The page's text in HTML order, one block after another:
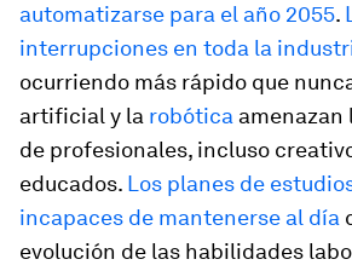
automatizarse para el año 2055.
interrupciones en toda la
ocurriendo más rápido que
artificial y la robótica amenazan
de profesionales, incluso
educados. Los planes de
incapaces de mantenerse al día
evolución de las habilidades